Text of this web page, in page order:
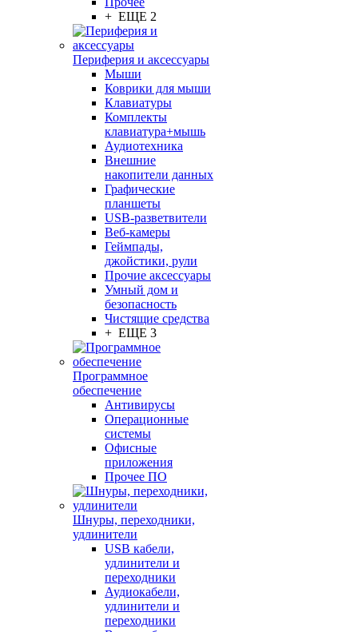
+ ЕЩЕ 2
Периферия и аксессуары
Мыши
Коврики для мыши
Клавиатуры
Комплекты
клавиатура+мышь
Аудиотехника
Внешние
накопители данных
Графические
планшеты
USB-разветвители
Веб-камеры
Геймпады,
джойстики, рули
Прочие аксессуары
Умный дом и
безопасность
Чистящие средства
+ ЕЩЕ 3
Программное
обеспечение
Антивирусы
Операционные
системы
Офисные
приложения
Прочее ПО
Шнуры, переходники,
удлинители
USB кабели,
удлинители и
переходники
Аудиокабели,
удлинители и
переходники